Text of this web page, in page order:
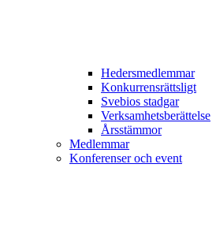
Hedersmedlemmar
Konkurrensrättsligt
Svebios stadgar
Verksamhetsberättelse
Årsstämmor
Medlemmar
Konferenser och event